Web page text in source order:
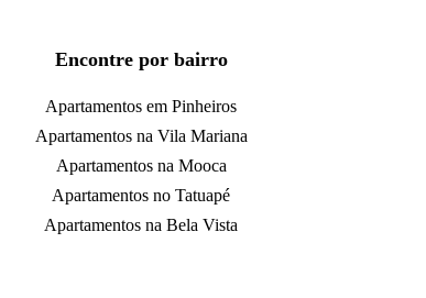
Encontre por bairro
Apartamentos em Pinheiros
Apartamentos na Vila Mariana
Apartamentos na Mooca
Apartamentos no Tatuapé
Apartamentos na Bela Vista